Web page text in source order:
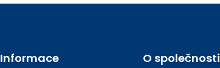
Informace O společnosti